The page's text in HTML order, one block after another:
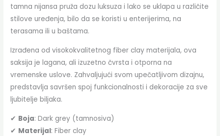
tamna nijansa pruža dozu luksuza i lako se uklapa u različite
stilove uređenja, bilo da se koristi u enterijerima, na
terasama ili u baštama.
Izrađena od visokokvalitetnog fiber clay materijala, ova
saksija je lagana, ali izuzetno čvrsta i otporna na
vremenske uslove. Zahvaljujući svom upečatljivom dizajnu,
predstavlja savršen spoj funkcionalnosti i dekoracije za sve
ljubitelje biljaka.
✔ Boja: Dark grey (tamnosiva)
✔ Materijal: Fiber clay